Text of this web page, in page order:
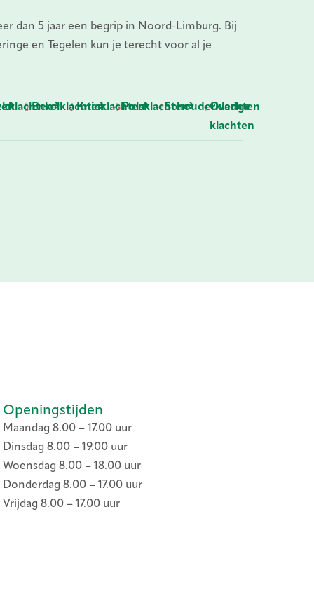
dan 5 jaar een begrip in Noord-Limburg. Bij
en Tegelen kun je terecht voor al je
EnkelklachtenKnieklachtenPolsklachtenSchouderklachten
Overige
klachten
Openingstijden
Maandag 8.00 – 17.00 uur
Dinsdag 8.00 – 19.00 uur
Woensdag 8.00 – 18.00 uur
Donderdag 8.00 – 17.00 uur
Vrijdag 8.00 – 17.00 uur